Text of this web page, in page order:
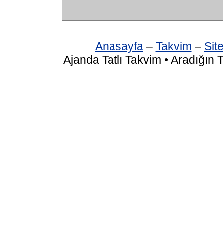
Anasayfa– Takvim –
Ajanda Tatlı Takvim •